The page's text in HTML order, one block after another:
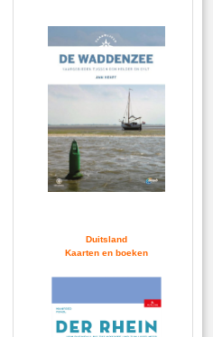
Duitsland
Kaarten en boeken